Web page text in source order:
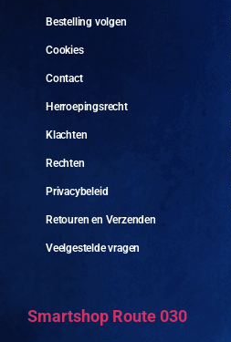
Bestelling volgen
Cookies
Contact
Herroepingsrecht
Klachten
Rechten
Privacybeleid
Retouren en Verzenden
Veelgestelde vragen
Smartshop Route 030